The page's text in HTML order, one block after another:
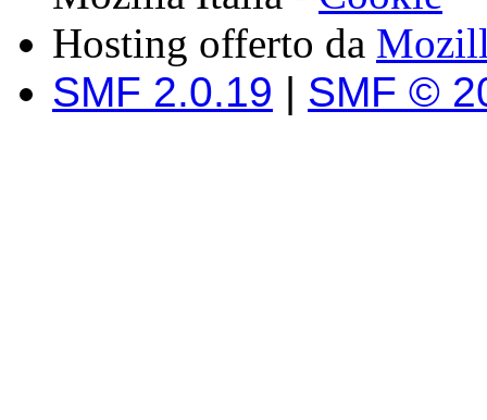
Hosting offerto da
SMF 2.0.19 | SMF ©